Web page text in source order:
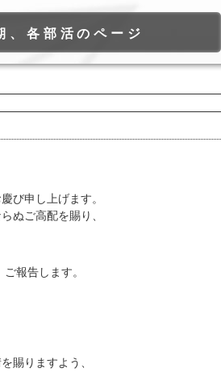
、各部活のページ
び申し上げます。
ぬご高配を賜り、
報告します。
賜りますよう、